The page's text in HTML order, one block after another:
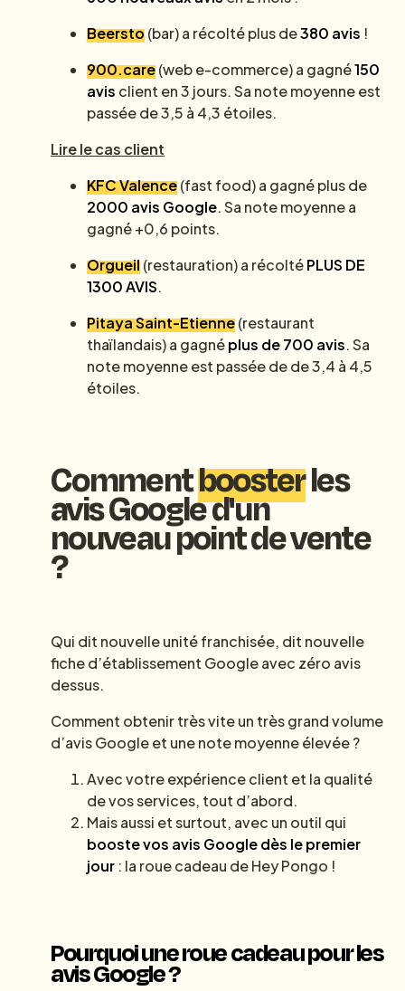
Beersto(bar) a récolté plus de380 avis !
900.care(web e-commerce) a gagné150
avis client en 3 jours. Sa note moyenne est
passée de 3,5 à 4,3 étoiles.
Lire le cas client
KFC Valence(fast food) a gagné plus de
2000 avis Google. Sa note moyenne a
gagné +0,6 points.
Orgueil(restauration) a récoltéPLUS DE
1300 AVIS.
Pitaya Saint-Etienne(restaurant
thaïlandais) a gagnéplus de 700 avis. Sa
note moyenne est passée de de 3,4 à 4,5
étoiles.
Commentboosterles
avis Google d'un
nouveau point de vente
?
Qui dit nouvelle unité franchisée, dit nouvelle
fiche d’établissement Google avec zéro avis
dessus.
Comment obtenir très vite un très grand volume
d’avis Google et une note moyenne élevée ?
Avec votre expérience client et la qualité
de vos services, tout d’abord.
Mais aussi et surtout, avec un outil qui
booste vos avis Google dès le premier
jour : la roue cadeau de Hey Pongo !
Pourquoi une roue cadeau pour les
avis Google ?